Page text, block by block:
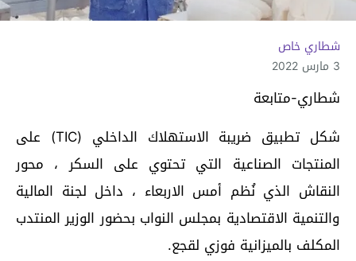
شطاري خاص
3 مارس 2022
شطاري-متابعة
شكل تطبيق ضريبة الاستهلاك الداخلي (TIC) على
المنتجات الصناعية التي تحتوي على السكر ، محور
النقاش الذي نُظم أمس الاربعاء ، داخل لجنة المالية
والتنمية الاقتصادية بمجلس النواب بحضور الوزير المنتدب
المكلف بالميزانية فوزي لقجع.